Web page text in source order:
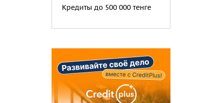
Кредиты до 500 000 тенге